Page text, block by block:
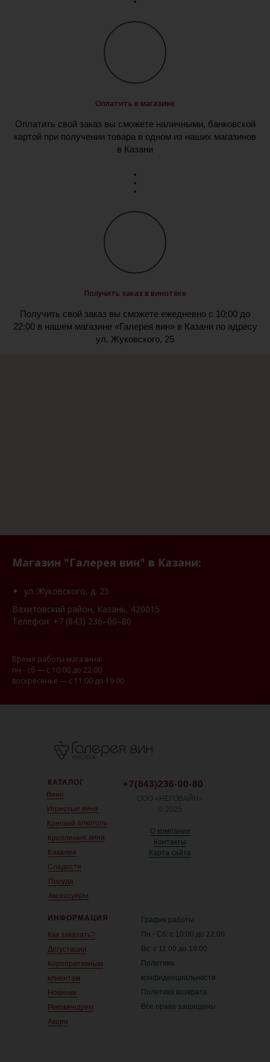
Оплатить в магазине
Оплатить свой заказ вы сможете наличными, банковской
картой при получении товара в одном из наших магазинов
в Казани
Получить заказ в винотеке
Получить свой заказ вы сможете ежедневно с 10:00 до
22:00 в нашем магазине «Галерея вин» в Казани по адресу
ул. Жуковского, 25
Магазин "Галерея вин" в Казани:
ул. Жуковского, д. 25
Вахитовский район, Казань, 420015
Телефон: +7 (843) 236‒00‒80
Время работы магазина:
пн - сб — с 10:00 до 22:00
воскресенье — с 11:00 до 19:00
КАТАЛОГ
Вино
Игристые вина
Крепкий алкоголь
Крепленые вина
Бакалея
Сладости
Посуда
Аксессуары
ИНФОРМАЦИЯ
Как заказать?
Дегустации
Корпоративным
клиентам
Новинки
Рекомендуем
Акции
График работы:
Пн - Сб: с 10:00 до 22:00
Вс: с 11:00 до 19:00
Политика
конфиденциальности
Политика возврата
Все права защищены
ООО «НЕГОВАЙН»
© 2025
О компании
Контакты
Карта сайта
+7(843)236-00-80